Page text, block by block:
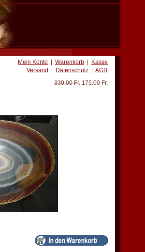
Mein Konto Warenkorb
Kasse
Versand
Datenschutz
AGB
330.00 Fr. 175.00 Fr.